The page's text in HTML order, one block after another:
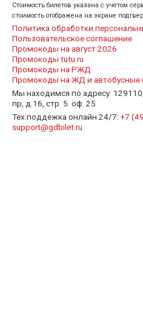
Стоимость билетов указана с учетом
стоимость отображена на экране
Политика обработки
Пользовательское соглашение
Промокоды на август 2026
Промокоды tutu.ru
Промокоды на РЖД
Промокоды на ЖД и автобусные
Мы находимся по адресу:
пр, д.16, стр. 5. оф. 25
Тех.поддежка онлайн 24/7: +7
support@gdbilet.ru